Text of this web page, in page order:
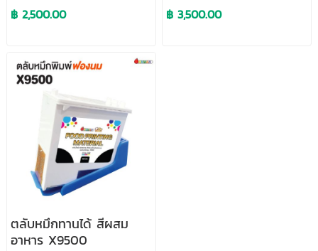
฿ 2,500.00 ฿ 3,500.00
ตลับหมึกทานได้ สีผสม
อาหาร X9500